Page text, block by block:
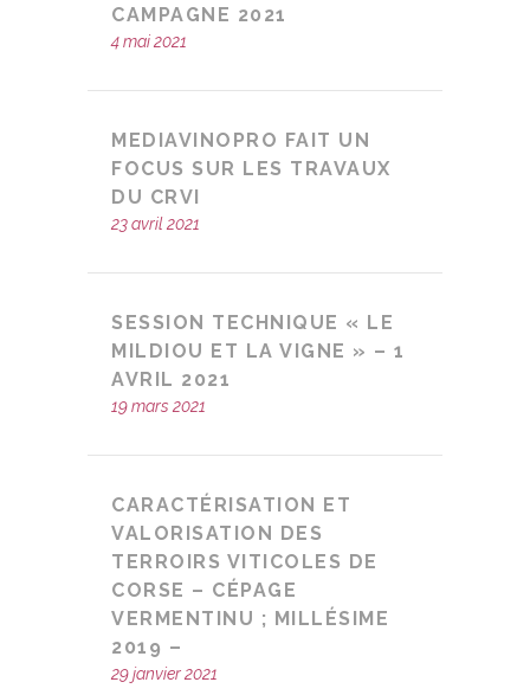
CAMPAGNE 2021
4 mai 2021
MEDIAVINOPRO FAIT UN
FOCUS SUR LES TRAVAUX
DU CRVI
23 avril 2021
SESSION TECHNIQUE « LE
MILDIOU ET LA VIGNE » – 1
AVRIL 2021
19 mars 2021
CARACTÉRISATION ET
VALORISATION DES
TERROIRS VITICOLES DE
CORSE – CÉPAGE
VERMENTINU ; MILLÉSIME
2019 –
29 janvier 2021